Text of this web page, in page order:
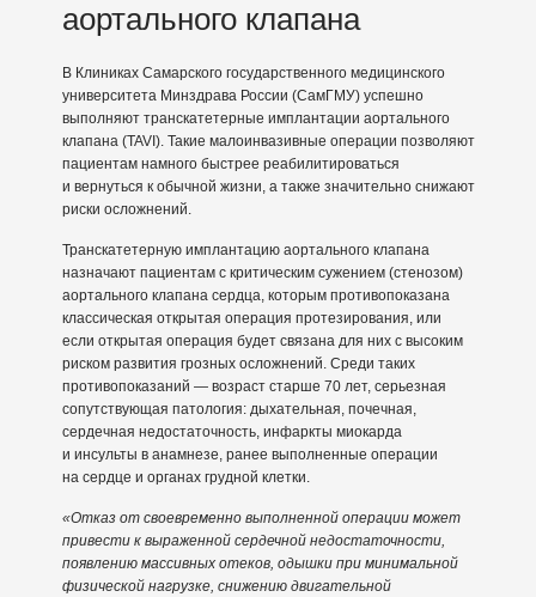
аортального клапана
В Клиниках Самарского государственного медицинского
университета Минздрава России (СамГМУ) успешно
выполняют транскатетерные имплантации аортального
клапана (TAVI). Такие малоинвазивные операции позволяют
пациентам намного быстрее реабилитироваться
и вернуться к обычной жизни, а также значительно снижают
риски осложнений.
Транскатетерную имплантацию аортального клапана
назначают пациентам с критическим сужением (стенозом)
аортального клапана сердца, которым противопоказана
классическая открытая операция протезирования, или
если открытая операция будет связана для них с высоким
риском развития грозных осложнений. Среди таких
противопоказаний — возраст старше 70 лет, серьезная
сопутствующая патология: дыхательная, почечная,
сердечная недостаточность, инфаркты миокарда
и инсульты в анамнезе, ранее выполненные операции
на сердце и органах грудной клетки.
«Отказ от своевременно выполненной операции может
привести к выраженной сердечной недостаточности,
появлению массивных отеков, одышки при минимальной
физической нагрузке, снижению двигательной